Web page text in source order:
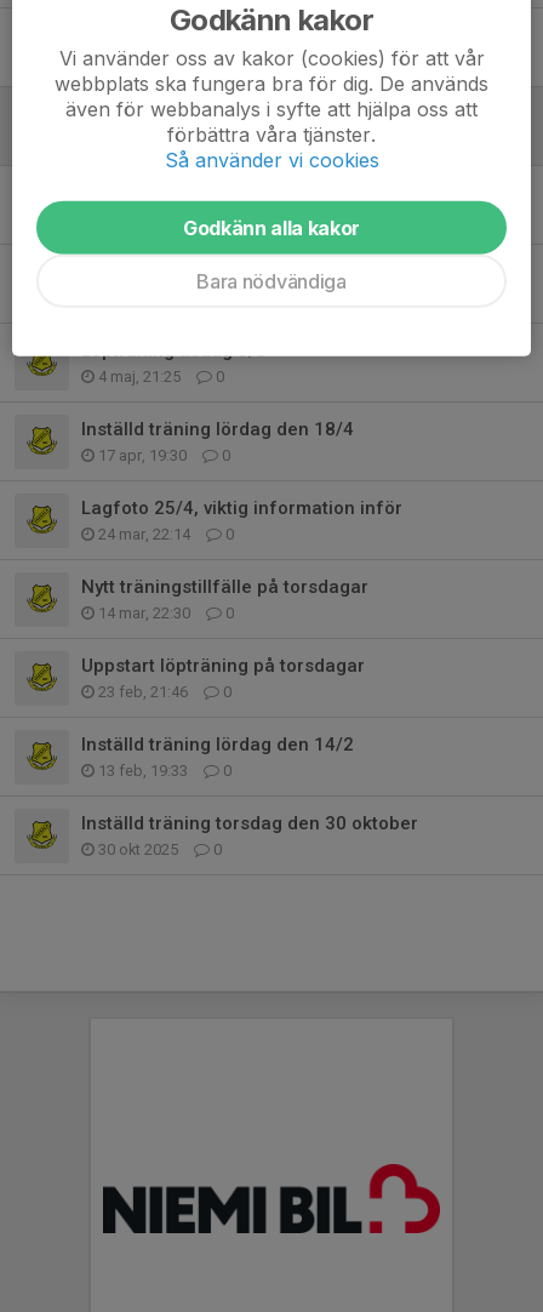
Bortamatch Åland 30/5, reseplanering
14 maj, 09:30 15
Bortamatch Åland 30/5, reseplanering
7 maj, 22:11 0
0
Inställd löpträning den 5/5
4 maj, 21:25 0
Inställd träning lördag den 18/4
17 apr, 19:30 0
Lagfoto 25/4, viktig information inför
24 mar, 22:14 0
Nytt träningstillfälle på torsdagar
14 mar, 22:30 0
Uppstart löpträning på torsdagar
23 feb, 21:46 0
Inställd träning lördag den 14/2
13 feb, 19:33 0
Inställd träning torsdag den 30 oktober
30 okt 2025 0
Godkänn kakor
Vi använder oss av kakor (cookies) för att vår
webbplats ska fungera bra för dig. De används
även för webbanalys i syfte att hjälpa oss att
förbättra våra tjänster.
Så använder vi cookies
Godkänn alla kakor
Bara nödvändiga